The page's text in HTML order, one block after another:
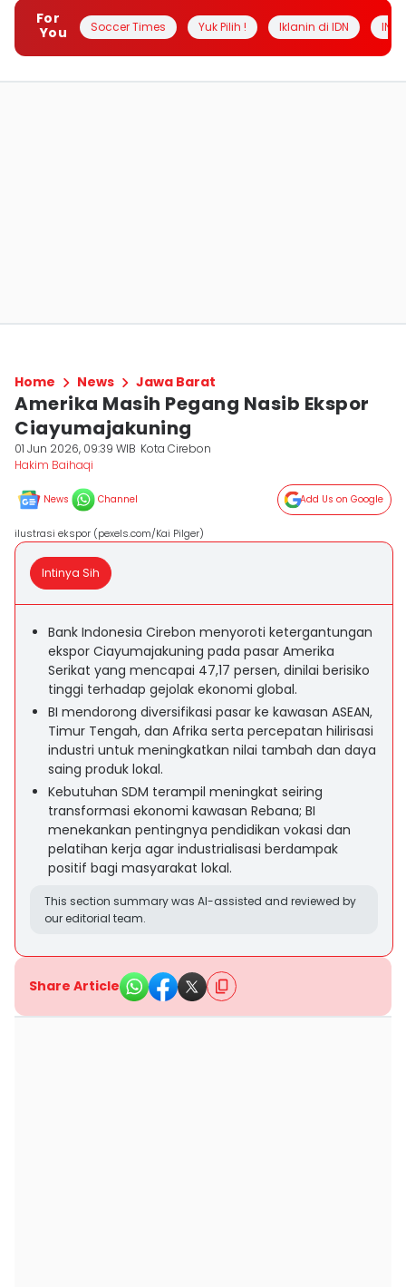
For
You
Soccer Times Yuk Pilih ! Iklanin di IDN
Home News Jawa Barat
Amerika Masih Pegang Nasib Ekspor
Ciayumajakuning
01 Jun 2026, 09:39 WIB Kota Cirebon
Hakim Baihaqi
News Channel Add Us on Google
ilustrasi ekspor (pexels.com/Kai Pilger)
Intinya Sih
Bank Indonesia Cirebon menyoroti ketergantungan
ekspor Ciayumajakuning pada pasar Amerika
Serikat yang mencapai 47,17 persen, dinilai berisiko
tinggi terhadap gejolak ekonomi global.
BI mendorong diversifikasi pasar ke kawasan ASEAN,
Timur Tengah, dan Afrika serta percepatan hilirisasi
industri untuk meningkatkan nilai tambah dan daya
saing produk lokal.
Kebutuhan SDM terampil meningkat seiring
transformasi ekonomi kawasan Rebana; BI
menekankan pentingnya pendidikan vokasi dan
pelatihan kerja agar industrialisasi berdampak
positif bagi masyarakat lokal.
This section summary was AI-assisted and reviewed by
our editorial team.
Share Article